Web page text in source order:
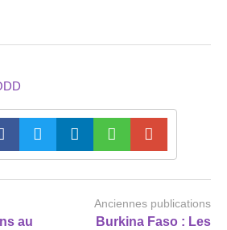
au
Anciennes publications
Burkina Faso : Les